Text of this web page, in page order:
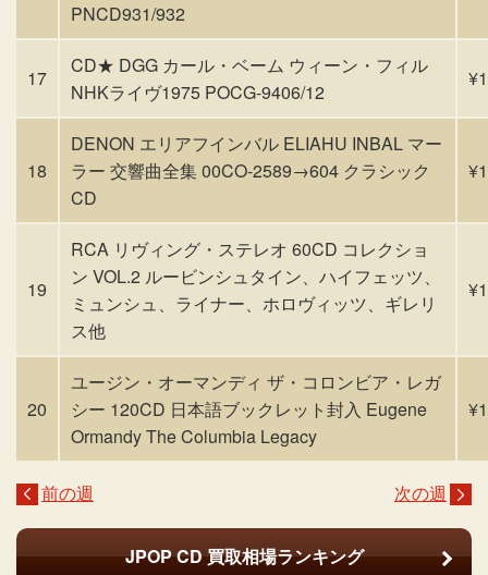
PNCD931/932
17
CD★ DGG カール・ベーム ウィーン・フィル
NHKライヴ1975 POCG-9406/12
18
DENON エリアフインバル ELIAHU INBAL マー
ラー 交響曲全集 00CO-2589→604 クラシック
CD
19
RCA リヴィング・ステレオ 60CD コレクショ
ン VOL.2 ルービンシュタイン、ハイフェッツ、
ミュンシュ、ライナー、ホロヴィッツ、ギレリ
ス他
20
ユージン・オーマンディ ザ・コロンビア・レガ
シー 120CD 日本語ブックレット封入 Eugene
Ormandy The Columbia Legacy
前の週 次の週
JPOP CD買取相場ランキング